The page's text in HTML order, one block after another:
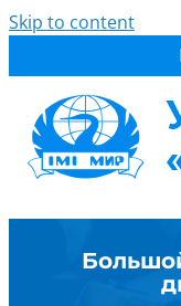
Skip to content
СТУДЕНТУ